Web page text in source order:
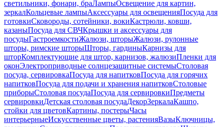
светильники, фонари, браЛампыОсвещение для картин,
зеркалКольцевые лампыАксессуары для освещенияПосуда для
готовкиСковороды, сотейники, вокиКастрюли, ковши,
казаныПосуда для СВЧКрышки и аксессуары для
посудыГастроемкостиЖалюзи, шторыЖалюзи, рулонные
шторы, римские шторыШторы, гардиныКарнизы для
шторКомплектующие для штор, карнизов, жалюзиПленки для
оконЭлектроприводные солнцезащитные системыСтоловая
посуда, сервировкаПосуда для напитковПосуда для горячих
напитковПосуда для подачи и хранения напитковСтоловые
приборыСтоловая посудаПосуда для сервировкиПредметы
сервировкиДетская столовая посудаДекорЗеркалаКашпо,
стойки для цветовКартины, постерыЧасы
интерьерныеИскусственные цветы, растенияВазыКлючницы,